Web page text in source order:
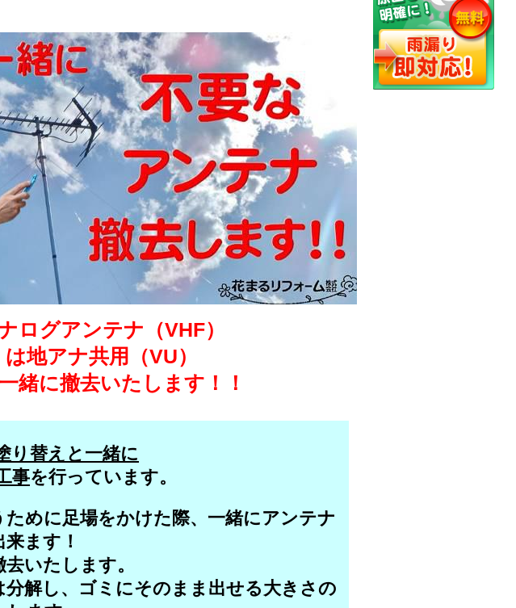
ログアンテナ（VHF）
地アナ共用（VU）
緒に撤去いたします！！
り替えと一緒に
事を行っています。
めに足場をかけた際、一緒にアンテナ
ます！
いたします。
解し、ゴミにそのまま出せる大きさの